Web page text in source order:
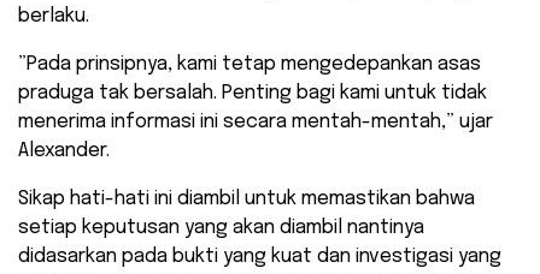
berlaku.
​”Pada prinsipnya, kami tetap mengedepankan asas
praduga tak bersalah. Penting bagi kami untuk tidak
menerima informasi ini secara mentah-mentah,” ujar
Alexander.
​Sikap hati-hati ini diambil untuk memastikan bahwa
setiap keputusan yang akan diambil nantinya
didasarkan pada bukti yang kuat dan investigasi yang